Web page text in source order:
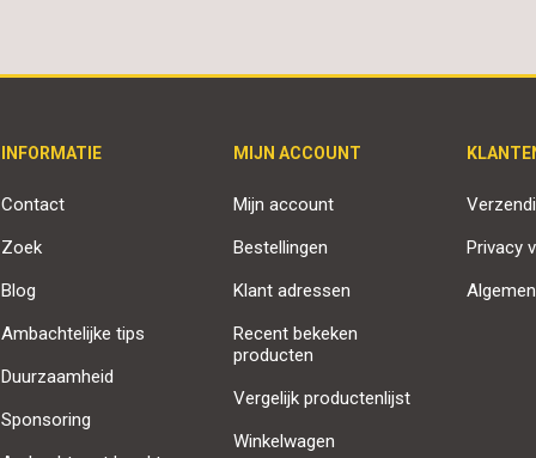
INFORMATIE
Contact
Zoek
Blog
Ambachtelijke tips
Duurzaamheid
Sponsoring
MIJN ACCOUNT
Mijn account
Bestellingen
Klant adressen
Recent bekeken
producten
Vergelijk productenlijst
Winkelwagen
Privacy